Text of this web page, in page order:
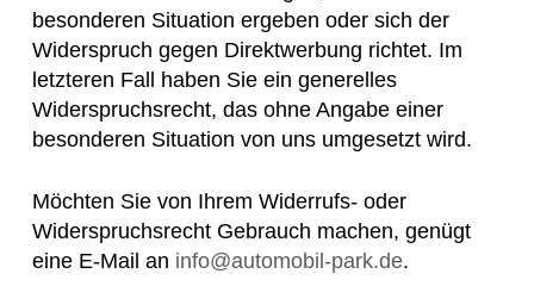
besonderen Situation ergeben oder sich der
Widerspruch gegen Direktwerbung richtet. Im
letzteren Fall haben Sie ein generelles
Widerspruchsrecht, das ohne Angabe einer
besonderen Situation von uns umgesetzt wird.
Möchten Sie von Ihrem Widerrufs- oder
Widerspruchsrecht Gebrauch machen, genügt
eine E-Mail an info@automobil-park.de.